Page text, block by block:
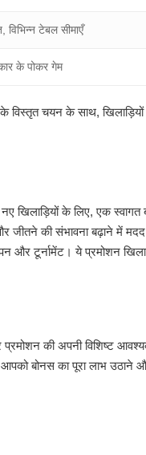
विभिन्न टेबल सीमाएँ
के पोकर गेम
विस्तृत चयन के साथ, खिलाड़ियों
खिलाड़ियों के लिए, एक स्वागत
जीतने की संभावना बढ़ाने में मदद
और टूर्नामेंट। ये प्रमोशन
की अपनी विशिष्ट
बोनस का पूरा लाभ उठाने